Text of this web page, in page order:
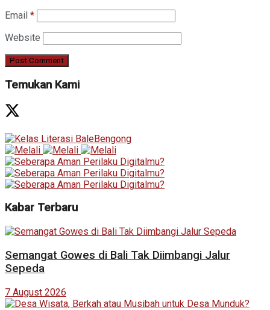
Email *
Website
Temukan Kami
Kabar Terbaru
Semangat Gowes di Bali Tak Diimbangi Jalur
Sepeda
7 August 2026